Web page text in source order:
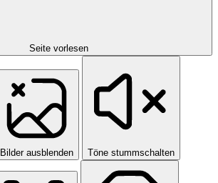
Seite vorlesen
Bilder ausblenden Töne stummschalten